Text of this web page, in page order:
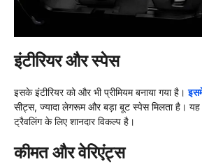
इंटीरियर और स्पेस
इसके इंटीरियर को और भी प्रीमियम बनाया गया है।
सीट्स, ज्यादा लेगरूम और बड़ा बूट स्पेस मिलता है। यह
ट्रैवलिंग के लिए शानदार विकल्प है।
कीमत और वेरिएंट्स